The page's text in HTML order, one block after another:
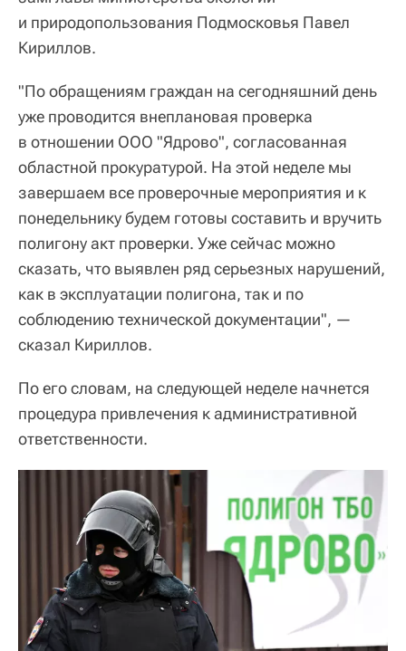
и природопользования Подмосковья Павел
Кириллов.
"По обращениям граждан на сегодняшний день
уже проводится внеплановая проверка
в отношении ООО "Ядрово", согласованная
областной прокуратурой. На этой неделе мы
завершаем все проверочные мероприятия и к
понедельнику будем готовы составить и вручить
полигону акт проверки. Уже сейчас можно
сказать, что выявлен ряд серьезных нарушений,
как в эксплуатации полигона, так и по
соблюдению технической документации", —
сказал Кириллов.
По его словам, на следующей неделе начнется
процедура привлечения к административной
ответственности.